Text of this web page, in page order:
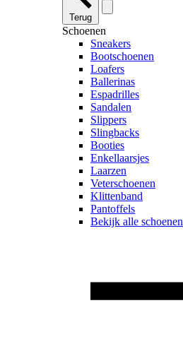
Terug
Schoenen
Sneakers
Bootschoenen
Loafers
Ballerinas
Espadrilles
Sandalen
Slippers
Slingbacks
Booties
Enkellaarsjes
Laarzen
Veterschoenen
Klittenband
Pantoffels
Bekijk alle schoenen